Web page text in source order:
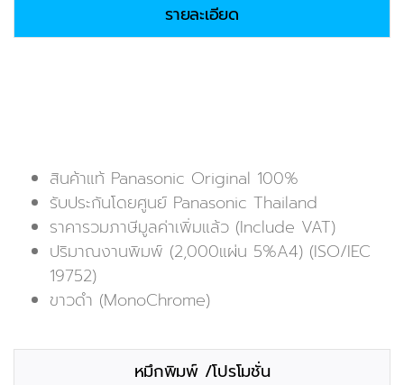
รายละเอียด
สินค้าแท้ Panasonic Original 100%
รับประกันโดยศูนย์ Panasonic Thailand
ราคารวมภาษีมูลค่าเพิ่มแล้ว (Include VAT)
ปริมาณงานพิมพ์ (2,000แผ่น 5%A4) (ISO/IEC
19752)
ขาวดำ (MonoChrome)
หมึกพิมพ์ /โปรโมชั่น